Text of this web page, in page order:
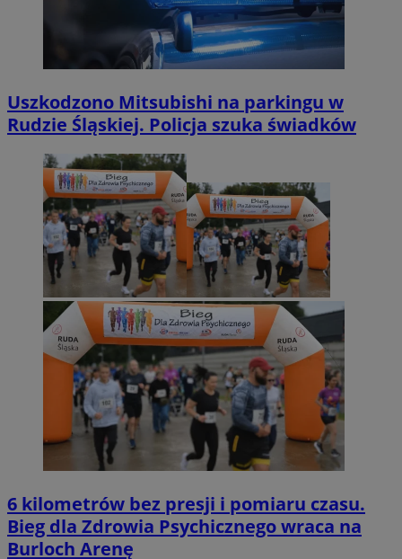
Uszkodzono Mitsubishi na parkingu w
Rudzie Śląskiej. Policja szuka świadków
6 kilometrów bez presji i pomiaru czasu.
Bieg dla Zdrowia Psychicznego wraca na
Burloch Arenę